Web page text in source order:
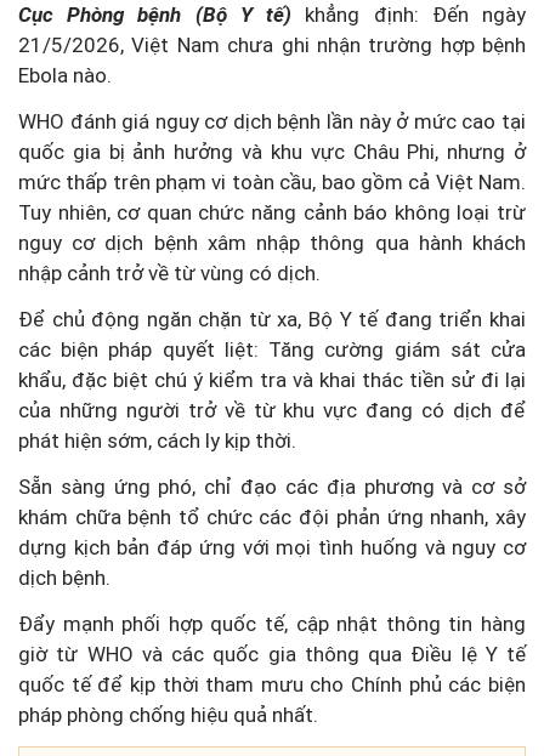
Cục Phòng bệnh (Bộ Y tế) khẳng định: Đến ngày
21/5/2026, Việt Nam chưa ghi nhận trường hợp bệnh
Ebola nào.
WHO đánh giá nguy cơ dịch bệnh lần này ở mức cao tại
quốc gia bị ảnh hưởng và khu vực Châu Phi, nhưng ở
mức thấp trên phạm vi toàn cầu, bao gồm cả Việt Nam.
Tuy nhiên, cơ quan chức năng cảnh báo không loại trừ
nguy cơ dịch bệnh xâm nhập thông qua hành khách
nhập cảnh trở về từ vùng có dịch.
Để chủ động ngăn chặn từ xa, Bộ Y tế đang triển khai
các biện pháp quyết liệt: Tăng cường giám sát cửa
khẩu, đặc biệt chú ý kiểm tra và khai thác tiền sử đi lại
của những người trở về từ khu vực đang có dịch để
phát hiện sớm, cách ly kịp thời.
Sẵn sàng ứng phó, chỉ đạo các địa phương và cơ sở
khám chữa bệnh tổ chức các đội phản ứng nhanh, xây
dựng kịch bản đáp ứng với mọi tình huống và nguy cơ
dịch bệnh.
Đẩy mạnh phối hợp quốc tế, cập nhật thông tin hàng
giờ từ WHO và các quốc gia thông qua Điều lệ Y tế
quốc tế để kịp thời tham mưu cho Chính phủ các biện
pháp phòng chống hiệu quả nhất.